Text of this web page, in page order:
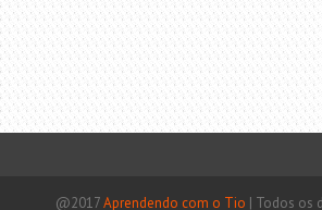
@2017Aprendendo com o Tio | Todos os